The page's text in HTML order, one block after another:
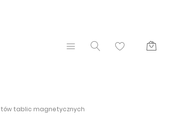
tablic magnetycznych